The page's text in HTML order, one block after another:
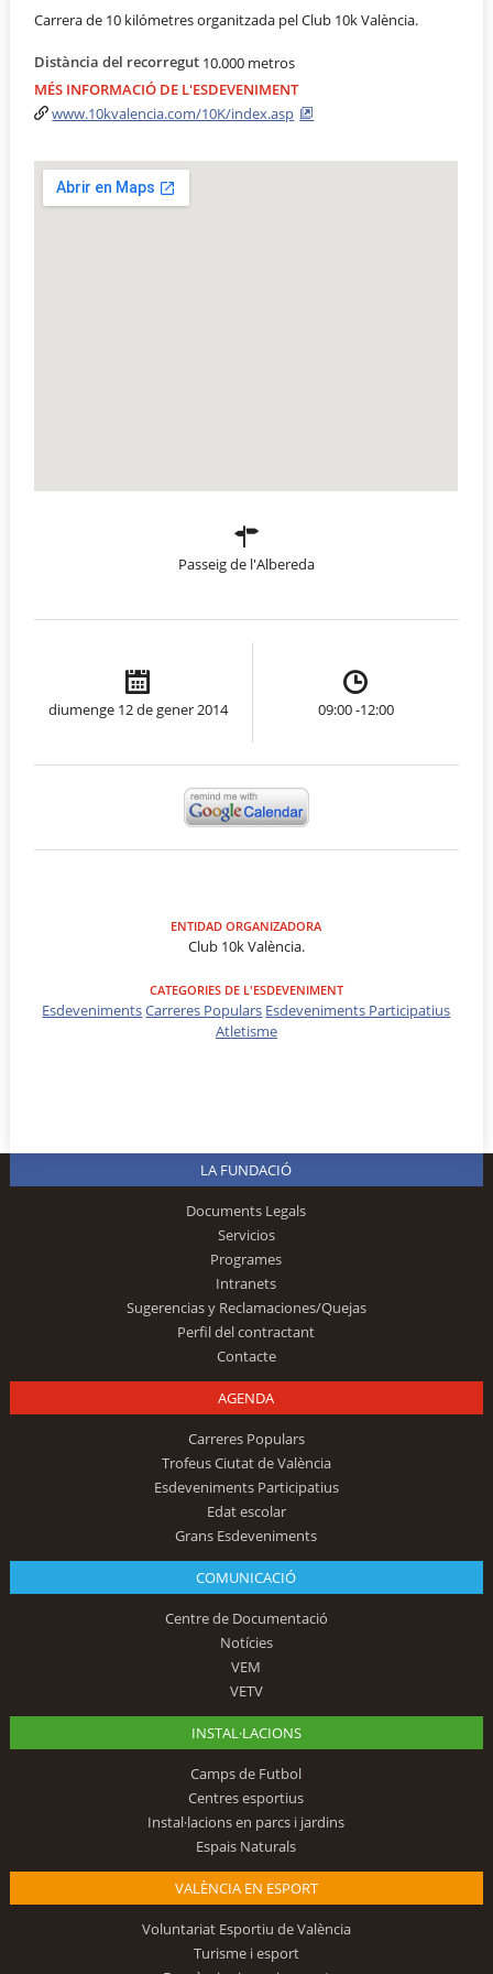
Carrera de 10 kilómetres organitzada pel Club 10k València.
Distància del recorregut 10.000 metros
MÉS INFORMACIÓ DE L'ESDEVENIMENT
www.10kvalencia.com/10K/index.asp
Passeig de l'Albereda
diumenge 12 de gener 2014 09:00 -12:00
ENTIDAD ORGANIZADORA
Club 10k València.
CATEGORIES DE L'ESDEVENIMENT
EsdevenimentsCarreres Populars Esdeveniments Participatius
Atletisme
LA FUNDACIÓ
Documents Legals
Servicios
Programes
Intranets
Sugerencias y Reclamaciones/Quejas
Perfil del contractant
Contacte
AGENDA
Carreres Populars
Trofeus Ciutat de València
Esdeveniments Participatius
Edat escolar
Grans Esdeveniments
COMUNICACIÓ
Centre de Documentació
Notícies
VEM
VETV
INSTAL·LACIONS
Camps de Futbol
Centres esportius
Instal·lacions en parcs i jardins
Espais Naturals
VALÈNCIA EN ESPORT
Voluntariat Esportiu de València
Turisme i esport